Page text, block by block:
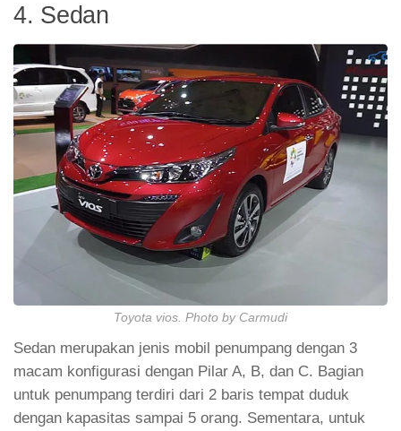
4. Sedan
Toyota vios. Photo by Carmudi
Sedan merupakan jenis mobil penumpang dengan 3
macam konfigurasi dengan Pilar A, B, dan C. Bagian
untuk penumpang terdiri dari 2 baris tempat duduk
dengan kapasitas sampai 5 orang. Sementara, untuk